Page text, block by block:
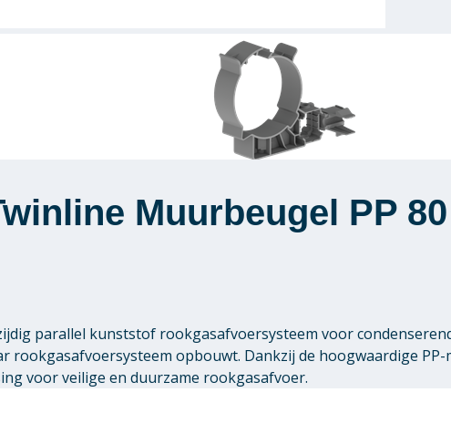
Muurbeugel PP
parallel kunststof rookgasafvoersysteem voor
rookgasafvoersysteem opbouwt. Dankzij de hoogwaardige
voor veilige en duurzame rookgasafvoer.